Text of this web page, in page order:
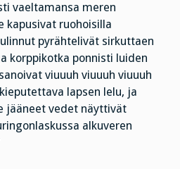
vaeltamansa meren
kapusivat ruohoisilla
pyrähtelivät sirkuttaen
korppikotka ponnisti luiden
viuuuh viuuuh viuuuh
lapsen lelu, ja
jääneet vedet näyttivät
alkuveren